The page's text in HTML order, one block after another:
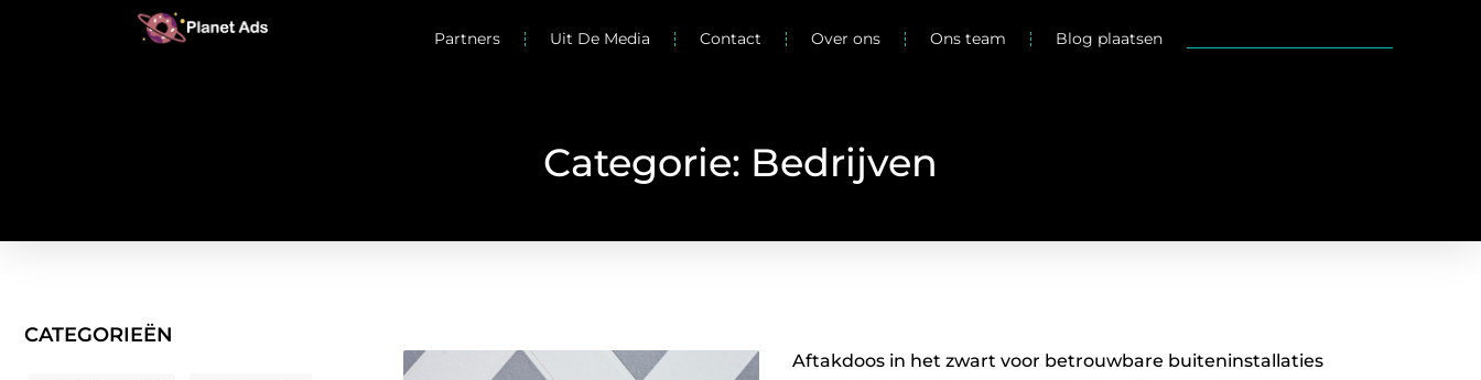
Partners Uit De Media Contact Over ons Ons team Blog plaatsen
Categorie: Bedrijven
CATEGORIEËN
Aftakdoos in het zwart voor betrouwbare buiteninstallaties